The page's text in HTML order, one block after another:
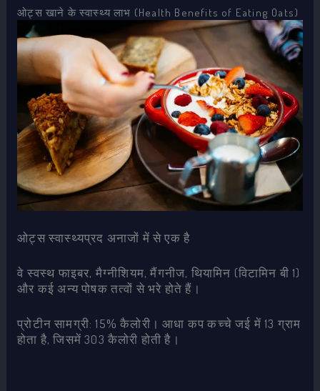
ओट्स खाने के स्वास्थ्य लाभ (Health Benefits of Eating Oats)
ओट्स स्वास्थ्यप्रद अनाजों में से एक है
वे स्वस्थ फाइबर, मैग्नीशियम, मैंगनीज, थियामिन (विटामिन बी 1)
और कई अन्य पोषक तत्वों से भरे होते हैं।
प्रोटीन सामग्री: 15% कैलोरी। आधा कप कच्चे जई में 13 ग्राम
होता है, जिसमें 303 कैलोरी होती है।